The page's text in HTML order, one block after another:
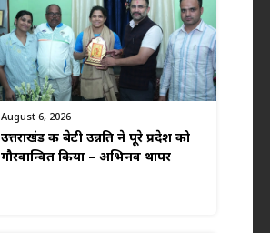
August 6, 2026
उत्तराखंड की बेटी उन्नति ने पूरे प्रदेश को
गौरवान्वित किया – अभिनव थापर